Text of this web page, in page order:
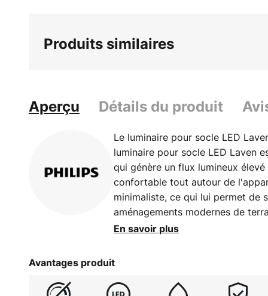
Produits similaires
Aperçu Détails du produit
Le luminaire pour socle LED
luminaire pour socle LED Laven
qui génère un flux lumineux
confortable tout autour de
minimaliste, ce qui lui permet de
aménagements modernes de
acier inoxydable robuste dont on
En savoir plus
Avantages produit